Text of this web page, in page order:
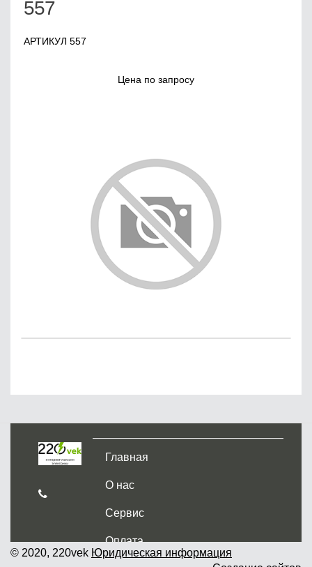
557
АРТИКУЛ 557
Цена по запросу
Главная
О нас
Сервис
Оплата
© 2020, 220vek Юридическая информация